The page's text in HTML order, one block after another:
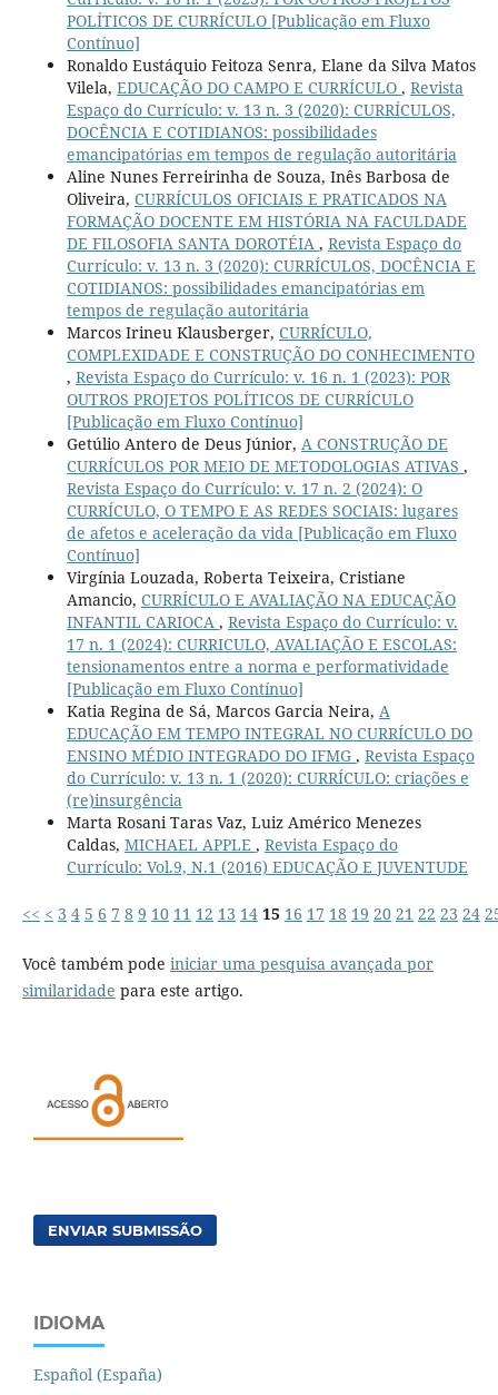
POLÍTICOS DE CURRÍCULO [Publicação em Fluxo
Contínuo]
Ronaldo Eustáquio Feitoza Senra, Elane da Silva Matos
Vilela, EDUCAÇÃO DO CAMPO E CURRÍCULO , Revista
Espaço do Currículo: v. 13 n. 3 (2020): CURRÍCULOS,
DOCÊNCIA E COTIDIANOS: possibilidades
emancipatórias em tempos de regulação autoritária
Aline Nunes Ferreirinha de Souza, Inês Barbosa de
Oliveira, CURRÍCULOS OFICIAIS E PRATICADOS NA
FORMAÇÃO DOCENTE EM HISTÓRIA NA FACULDADE
DE FILOSOFIA SANTA DOROTÉIA , Revista Espaço do
Currículo: v. 13 n. 3 (2020): CURRÍCULOS, DOCÊNCIA E
COTIDIANOS: possibilidades emancipatórias em
tempos de regulação autoritária
Marcos Irineu Klausberger, CURRÍCULO,
COMPLEXIDADE E CONSTRUÇÃO DO CONHECIMENTO
, Revista Espaço do Currículo: v. 16 n. 1 (2023): POR
OUTROS PROJETOS POLÍTICOS DE CURRÍCULO
[Publicação em Fluxo Contínuo]
Getúlio Antero de Deus Júnior, A CONSTRUÇÃO DE
CURRÍCULOS POR MEIO DE METODOLOGIAS ATIVAS ,
Revista Espaço do Currículo: v. 17 n. 2 (2024): O
CURRÍCULO, O TEMPO E AS REDES SOCIAIS: lugares
de afetos e aceleração da vida [Publicação em Fluxo
Contínuo]
Virgínia Louzada, Roberta Teixeira, Cristiane
Amancio, CURRÍCULO E AVALIAÇÃO NA EDUCAÇÃO
INFANTIL CARIOCA , Revista Espaço do Currículo: v.
17 n. 1 (2024): CURRICULO, AVALIAÇÃO E ESCOLAS:
tensionamentos entre a norma e performatividade
[Publicação em Fluxo Contínuo]
Katia Regina de Sá, Marcos Garcia Neira, A
EDUCAÇÃO EM TEMPO INTEGRAL NO CURRÍCULO DO
ENSINO MÉDIO INTEGRADO DO IFMG , Revista Espaço
do Currículo: v. 13 n. 1 (2020): CURRÍCULO: criações e
(re)insurgência
Marta Rosani Taras Vaz, Luiz Américo Menezes
Caldas, MICHAEL APPLE , Revista Espaço do
Currículo: Vol.9, N.1 (2016) EDUCAÇÃO E JUVENTUDE
<< < 3 4 5 6 7 8 9 10 11 12 13 14 15 16 17 18 19 20 21 22 23 24
Você também pode iniciar uma pesquisa avançada por
similaridade para este artigo.
ENVIAR SUBMISSÃO
IDIOMA
Español (España)